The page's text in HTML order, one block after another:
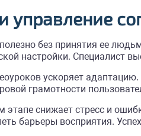
управление
без принятия ее
настройки. Специалист
ускоряет
грамотности
этапе снижает стресс и
барьеры восприятия.